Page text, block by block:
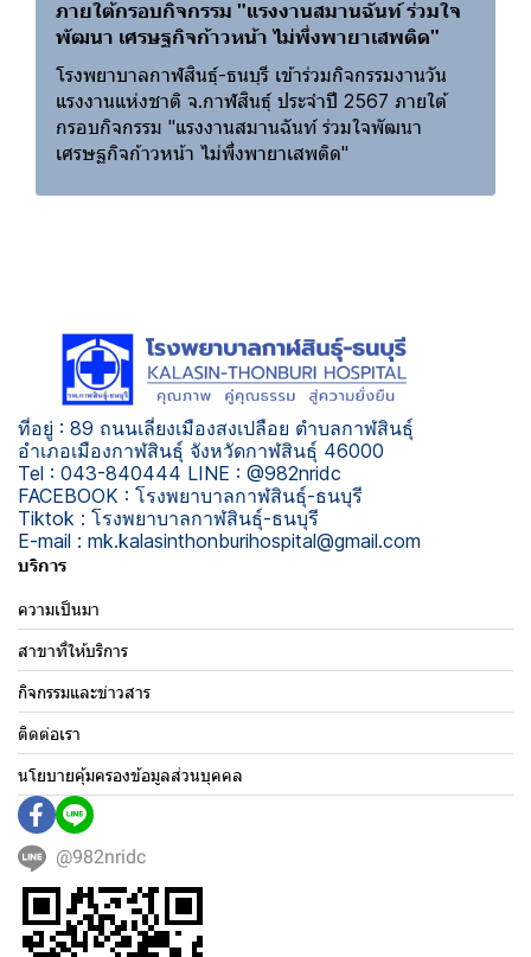
ภายใต้กรอบกิจกรรม "แรงงานสมานฉันท์ ร่วมใจ
พัฒนา เศรษฐกิจก้าวหน้า ไม่พึ่งพายาเสพติด"
โรงพยาบาลกาฬสินธุ์-ธนบุรี เข้าร่วมกิจกรรมงานวัน
แรงงานแห่งชาติ จ.กาฬสินธุ์ ประจำปี 2567 ภายใต้
กรอบกิจกรรม "แรงงานสมานฉันท์ ร่วมใจพัฒนา
เศรษฐกิจก้าวหน้า ไม่พึ่งพายาเสพติด"
ที่อยู่ : 89 ถนนเลี่ยงเมืองสงเปลือย ตำบลกาฬสินธุ์
อำเภอเมืองกาฬสินธุ์ จังหวัดกาฬสินธุ์ 46000
Tel : 043-840444 LINE : @982nridc
FACEBOOK : โรงพยาบาลกาฬสินธุ์-ธนบุรี
Tiktok : โรงพยาบาลกาฬสินธุ์-ธนบุรี
E-mail : mk.kalasinthonburihospital@gmail.com
บริการ
ความเป็นมา
สาขาที่ให้บริการ
กิจกรรมและข่าวสาร
ติดต่อเรา
นโยบายคุ้มครองข้อมูลส่วนบุคคล
@982nridc